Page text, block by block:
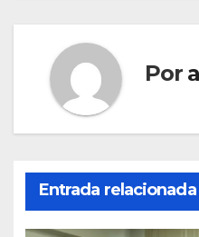
Por
Entrada relacionada